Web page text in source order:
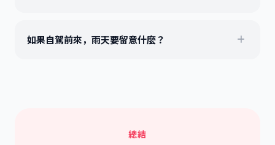
如果自駕前來，雨天要留意什麼？
總結